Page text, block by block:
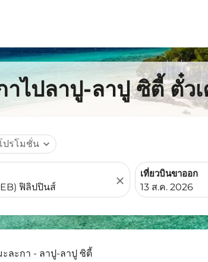
าไปลาปู-ลาปู ซิตี้ ตั๋ว
ปรโมชั่น expand_more
close
เที่ยวบินขาออก
fc-booking-
13 ส.ค. 2026
ะละกา - ลาปู-ลาปู ซิตี้